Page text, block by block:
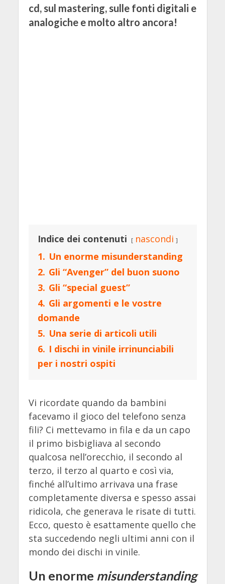
cd, sul mastering, sulle fonti digitali e
analogiche e molto altro ancora!
Indice dei contenuti
nascondi
1. Un enorme misunderstanding
2. Gli “Avenger” del buon suono
3. Gli “special guest”
4. Gli argomenti e le vostre
domande
5. Una serie di articoli utili
6. I dischi in vinile irrinunciabili
per i nostri ospiti
Vi ricordate quando da bambini
facevamo il gioco del telefono senza
fili? Ci mettevamo in fila e da un capo
il primo bisbigliava al secondo
qualcosa nell’orecchio, il secondo al
terzo, il terzo al quarto e così via,
finché all’ultimo arrivava una frase
completamente diversa e spesso assai
ridicola, che generava le risate di tutti.
Ecco, questo è esattamente quello che
sta succedendo negli ultimi anni con il
mondo dei dischi in vinile.
Un enorme misunderstanding